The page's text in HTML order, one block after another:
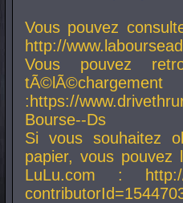
Vous pouvez
http://
Vous pouvez
:https://
Bourse--Ds
Si vous souhaitez
papier, vous
LuLu.com : http://